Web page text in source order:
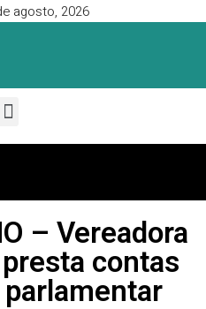
agosto, 2026
– Vereadora
contas